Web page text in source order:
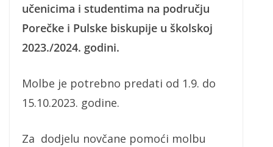
učenicima i studentima na području
Porečke i Pulske biskupije u školskoj
2023./2024. godini.
Molbe je potrebno predati od 1.9. do
15.10.2023. godine.
Za dodjelu novčane pomoći molbu